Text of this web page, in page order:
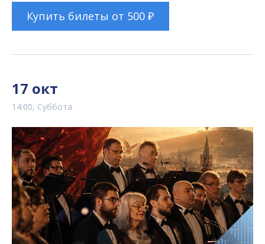
Купить билеты от 500 ₽
17 окт
14:00, Суббота